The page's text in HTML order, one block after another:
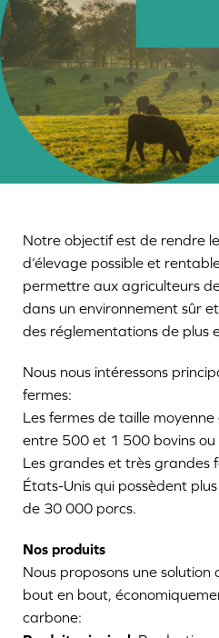
Notre objectif est de rendre
d’élevage possible et
permettre aux agriculteurs
dans un environnement sûr
des réglementations de plus
Nous nous intéressons
fermes:
Les fermes de taille
entre 500 et 1 500 bovins
Les grandes et très grandes
États-Unis qui possèdent
de 30 000 porcs.
Nos produits
Nous proposons une solution
bout en bout,
carbone: